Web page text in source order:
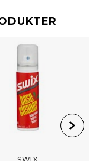
SWIX